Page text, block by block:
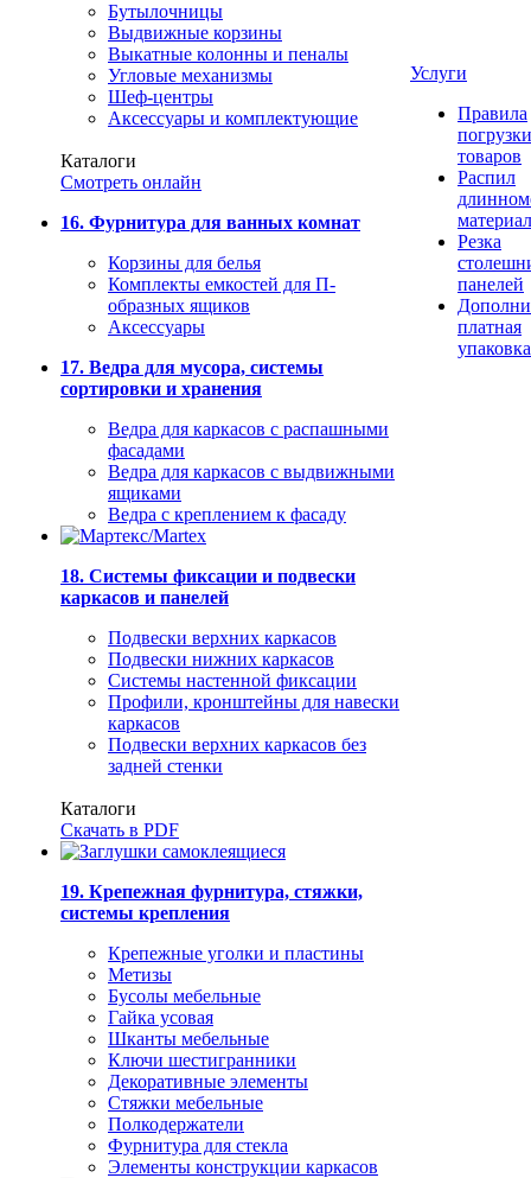
Бутылочницы
Выдвижные корзины
Выкатные колонны и пеналы
Угловые механизмы
Шеф-центры
Аксессуары и комплектующие
Каталоги
Смотреть онлайн
16. Фурнитура для ванных комнат
Корзины для белья
Комплекты емкостей для П-
образных ящиков
Аксессуары
17. Ведра для мусора, системы
сортировки и хранения
Ведра для каркасов с распашными
фасадами
Ведра для каркасов с выдвижными
ящиками
Ведра с креплением к фасаду
18. Системы фиксации и подвески
каркасов и панелей
Подвески верхних каркасов
Подвески нижних каркасов
Системы настенной фиксации
Профили, кронштейны для навески
каркасов
Подвески верхних каркасов без
задней стенки
Каталоги
Скачать в PDF
19. Крепежная фурнитура, стяжки,
системы крепления
Крепежные уголки и пластины
Метизы
Бусолы мебельные
Гайка усовая
Шканты мебельные
Ключи шестигранники
Декоративные элементы
Стяжки мебельные
Полкодержатели
Фурнитура для стекла
Элементы конструкции каркасов
Услуги
Правила
погрузки
товаров
Распил
Резка
панелей
платная
упаковка